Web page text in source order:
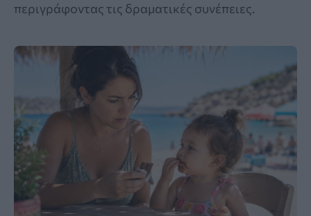
περιγράφοντας τις δραματικές συνέπειες.